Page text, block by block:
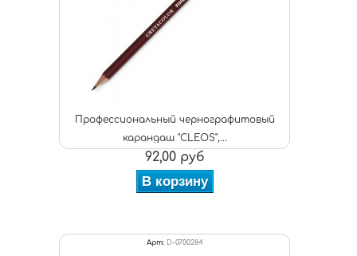
Профессиональный чернографитовый
карандаш "CLEOS",...
92,00 руб
В корзину
Арт: D-0700284